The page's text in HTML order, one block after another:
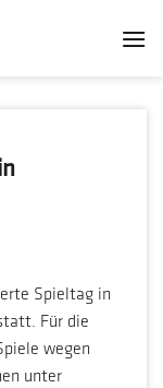
Spieltag in
Für die
wegen
unter